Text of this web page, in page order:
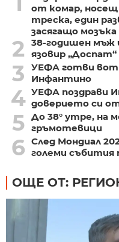
от комар, носещ
треска, един
засягащо мозъка
2
38-годишен мъж
язовир „Доспат“
3
УЕФА готви вот
Инфантино
4 УЕФА поздрави
доверието си
5 До 38° утре, на
гръмотевици
6 След Мондиал
големи събития
ОЩЕ ОТ: